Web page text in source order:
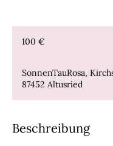
100 €
SonnenTauRosa,
87452 Altusried
Beschreibung